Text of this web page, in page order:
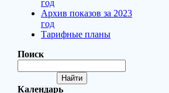
год
Архив показов за 2023
год
Тарифные планы
Поиск
Календарь